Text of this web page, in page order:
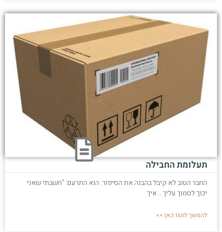
תעלומת החבילה
החבר הטוב לא קיבל בהבנה את הסיפור. הוא התרעם: "חשבתי שאני
יכוך לסמוך עליך... איך
להמשך לחצו כאן >>